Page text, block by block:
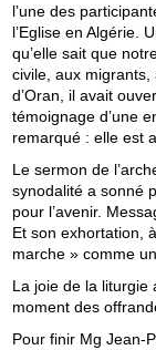
l’une des
l’Eglise en Algérie.
qu’elle sait que
civile, aux migrants,
d’Oran, il avait
témoignage d’une
remarqué : elle est
Le sermon de
synodalité a sonné
pour l’avenir.
Et son exhortation,
marche » comme
La joie de la liturgie
moment des
Pour finir Mg Jean-